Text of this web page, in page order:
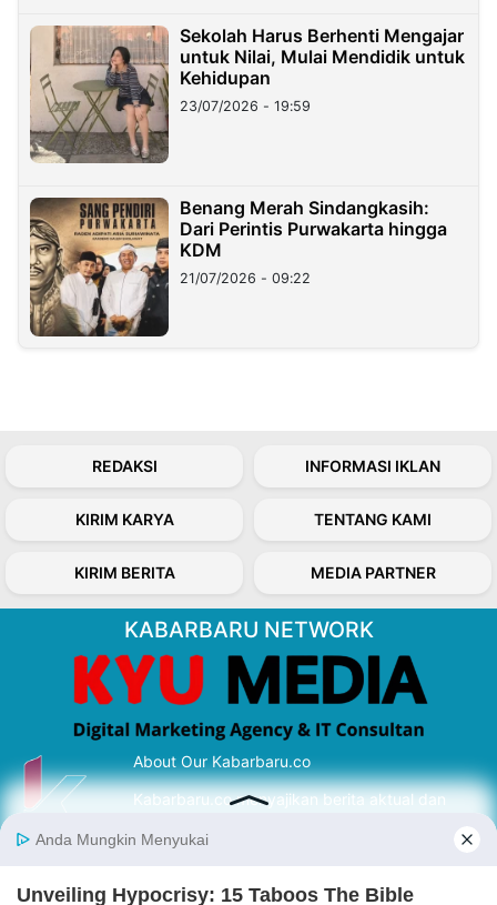
Sekolah Harus Berhenti Mengajar
untuk Nilai, Mulai Mendidik untuk
Kehidupan
23/07/2026 - 19:59
Benang Merah Sindangkasih:
Dari Perintis Purwakarta hingga
KDM
21/07/2026 - 09:22
REDAKSI INFORMASI IKLAN
KIRIM KARYA TENTANG KAMI
KIRIM BERITA MEDIA PARTNER
KABARBARU NETWORK
About Our Kabarbaru.co
Kabarbaru.co menyajikan berita aktual dan
serta terverifikasi dari sumber yang tepat.
Follow Kabarbaru